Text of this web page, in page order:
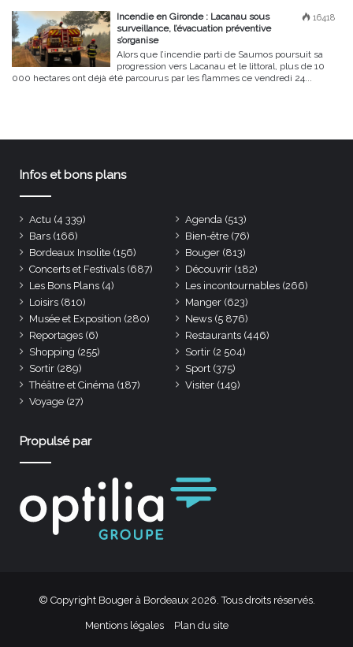
16418
Incendie en Gironde : Lacanau sous
surveillance, l’évacuation préventive
s’organise
Alors que l’incendie parti de Saumos poursuit sa
progression vers Lacanau et le littoral, plus de 10
000 hectares ont déjà été parcourus par les flammes ce vendredi 24...
Infos et bons plans
Actu (4 339) Agenda (513)
Bars (166) Bien-être (76)
Bordeaux Insolite (156) Bouger (813)
Concerts et Festivals (687) Découvrir (182)
Les Bons Plans (4) Les incontournables (266)
Loisirs (810) Manger (623)
Musée et Exposition (280) News (5 876)
Reportages (6) Restaurants (446)
Shopping (255) Sortir (2 504)
Sortir (289) Sport (375)
Théâtre et Cinéma (187) Visiter (149)
Voyage (27)
Propulsé par
© Copyright Bouger à Bordeaux 2026. Tous droits réservés.
Mentions légales Plan du site